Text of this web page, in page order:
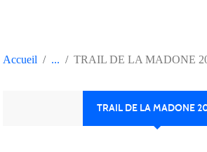
Accueil TRAIL DE LA MADONE
TRAIL DE LA MADONE